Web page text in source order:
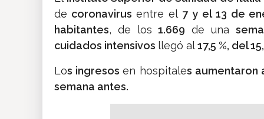
de coronavirus entre el7 y el 13 de
habitantes, de los 1.669 de una
cuidados intensivos llegó al17,5 %, del
Los ingresosen hospitales aumentaron
semana antes.